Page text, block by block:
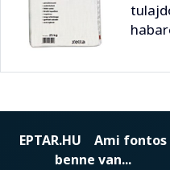
EPTAR.HU Ami fontos
benne van...